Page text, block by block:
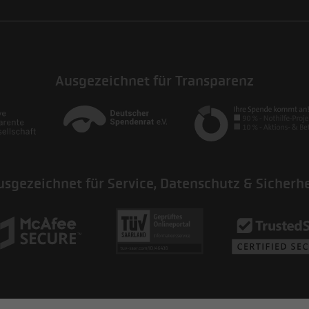
Ausgezeichnet für Transparenz
für Service, Datenschutz &